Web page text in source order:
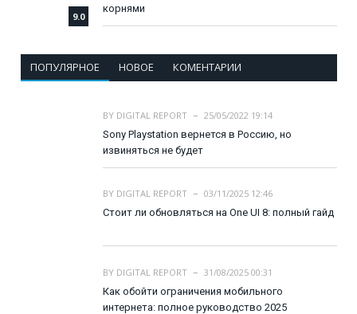
9.0
корнями
ПОПУЛЯРНОЕ НОВОЕ КОМЕНТАРИИ
BY DIGITAL REPORT
25/05/2022 19:14
Sony Playstation вернется в Россию, но
извиняться не будет
BY DIGITAL REPORT
03/11/2025 12:46
Стоит ли обновляться на One UI 8: полный гайд
BY DIGITAL REPORT
31/08/2025 00:31
Как обойти ограничения мобильного
интернета: полное руководство 2025